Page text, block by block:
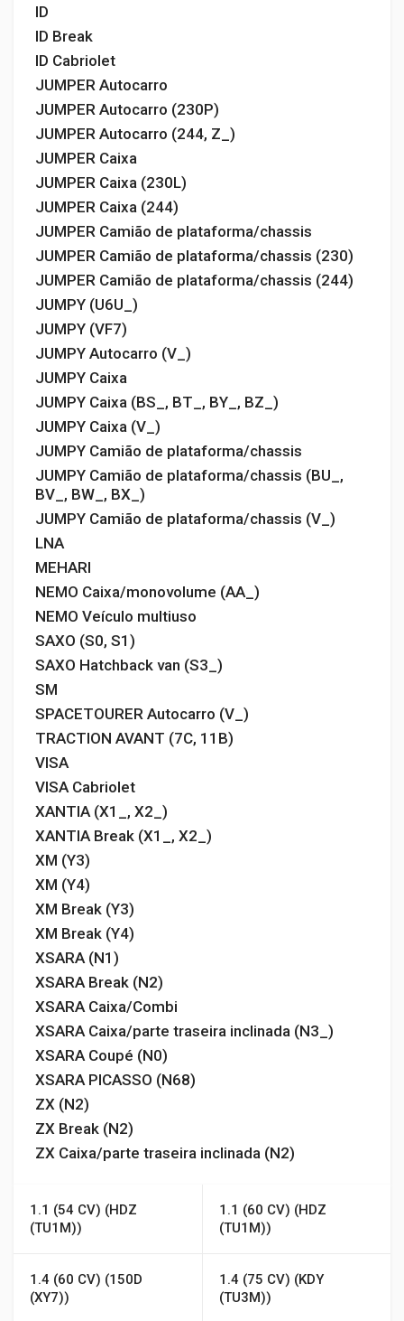
ID
ID Break
ID Cabriolet
JUMPER Autocarro
JUMPER Autocarro (230P)
JUMPER Autocarro (244, Z_)
JUMPER Caixa
JUMPER Caixa (230L)
JUMPER Caixa (244)
JUMPER Camião de plataforma/chassis
JUMPER Camião de plataforma/chassis (230)
JUMPER Camião de plataforma/chassis (244)
JUMPY (U6U_)
JUMPY (VF7)
JUMPY Autocarro (V_)
JUMPY Caixa
JUMPY Caixa (BS_, BT_, BY_, BZ_)
JUMPY Caixa (V_)
JUMPY Camião de plataforma/chassis
JUMPY Camião de plataforma/chassis (BU_,
BV_, BW_, BX_)
JUMPY Camião de plataforma/chassis (V_)
LNA
MEHARI
NEMO Caixa/monovolume (AA_)
NEMO Veículo multiuso
SAXO (S0, S1)
SAXO Hatchback van (S3_)
SM
SPACETOURER Autocarro (V_)
TRACTION AVANT (7C, 11B)
VISA
VISA Cabriolet
XANTIA (X1_, X2_)
XANTIA Break (X1_, X2_)
XM (Y3)
XM (Y4)
XM Break (Y3)
XM Break (Y4)
XSARA (N1)
XSARA Break (N2)
XSARA Caixa/Combi
XSARA Caixa/parte traseira inclinada (N3_)
XSARA Coupé (N0)
XSARA PICASSO (N68)
ZX (N2)
ZX Break (N2)
ZX Caixa/parte traseira inclinada (N2)
1.1 (54 CV) (HDZ
(TU1M))
1.1 (60 CV) (HDZ
(TU1M))
1.4 (60 CV) (150D
(XY7))
1.4 (75 CV) (KDY
(TU3M))